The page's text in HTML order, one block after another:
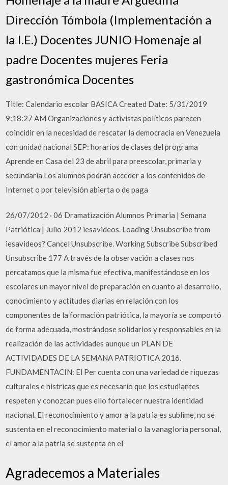
Dirección Tómbola (Implementación a
la I.E.) Docentes JUNIO Homenaje al
padre Docentes mujeres Feria
gastronómica Docentes
Title: Calendario escolar BASICA Created Date: 5/31/2019
9:18:27 AM Organizaciones y activistas políticos parecen
coincidir en la necesidad de rescatar la democracia en Venezuela
con unidad nacional SEP: horarios de clases del programa
Aprende en Casa del 23 de abril para preescolar, primaria y
secundaria Los alumnos podrán acceder a los contenidos de
Internet o por televisión abierta o de paga
26/07/2012 · 06 Dramatización Alumnos Primaria | Semana
Patriótica | Julio 2012 iesavideos. Loading Unsubscribe from
iesavideos? Cancel Unsubscribe. Working Subscribe Subscribed
Unsubscribe 177 A través de la observación a clases nos
percatamos que la misma fue efectiva, manifestándose en los
escolares un mayor nivel de preparación en cuanto al desarrollo,
conocimiento y actitudes diarias en relación con los
componentes de la formación patriótica, la mayoría se comportó
de forma adecuada, mostrándose solidarios y responsables en la
realización de las actividades aunque un PLAN DE
ACTIVIDADES DE LA SEMANA PATRIOTICA 2016.
FUNDAMENTACIN: El Per cuenta con una variedad de riquezas
culturales e histricas que es necesario que los estudiantes
respeten y conozcan pues ello fortalecer nuestra identidad
nacional. El reconocimiento y amor a la patria es sublime, no se
sustenta en el reconocimiento material o la vanagloria personal,
el amor a la patria se sustenta en el
Agradecemos a Materiales